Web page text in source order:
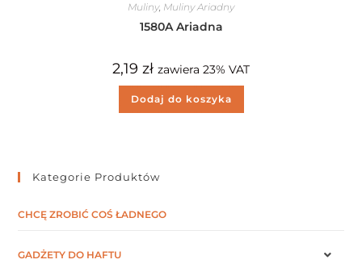
Muliny, Muliny Ariadny
1580A Ariadna
2,19 zł zawiera 23% VAT
Dodaj do koszyka
Kategorie Produktów
CHCĘ ZROBIĆ COŚ ŁADNEGO
GADŻETY DO HAFTU